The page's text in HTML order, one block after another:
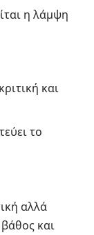
η λάμψη
και
το
αλλά
και